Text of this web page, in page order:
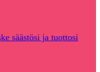
säästösi ja tuottosi